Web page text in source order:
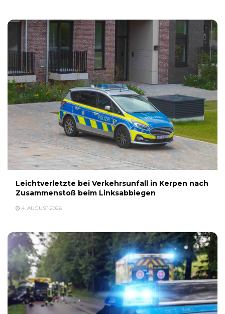
Leichtverletzte bei Verkehrsunfall in Kerpen nach
Zusammenstoß beim Linksabbiegen
4. AUGUST 2026